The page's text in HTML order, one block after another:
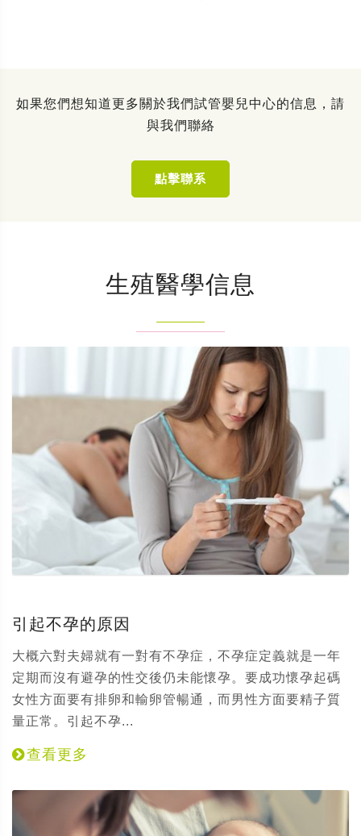
如果您們想知道更多關於我們試管嬰兒中心的信息，請
與我們聯絡
點擊聯系
生殖醫學信息
引起不孕的原因
大概六對夫婦就有一對有不孕症，不孕症定義就是一年
定期而沒有避孕的性交後仍未能懷孕。要成功懷孕起碼
女性方面要有排卵和輸卵管暢通，而男性方面要精子質
量正常。引起不孕...
查看更多